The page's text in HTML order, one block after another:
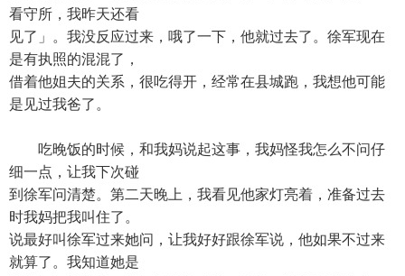
看守所，我昨天还看
见了」。我没反应过来，哦了一下，他就过去了。徐军现在
是有执照的混混了，
借着他姐夫的关系，很吃得开，经常在县城跑，我想他可能
是见过我爸了。
吃晚饭的时候，和我妈说起这事，我妈怪我怎么不问仔
细一点，让我下次碰
到徐军问清楚。第二天晚上，我看见他家灯亮着，准备过去
时我妈把我叫住了。
说最好叫徐军过来她问，让我好好跟徐军说，他如果不过来
就算了。我知道她是